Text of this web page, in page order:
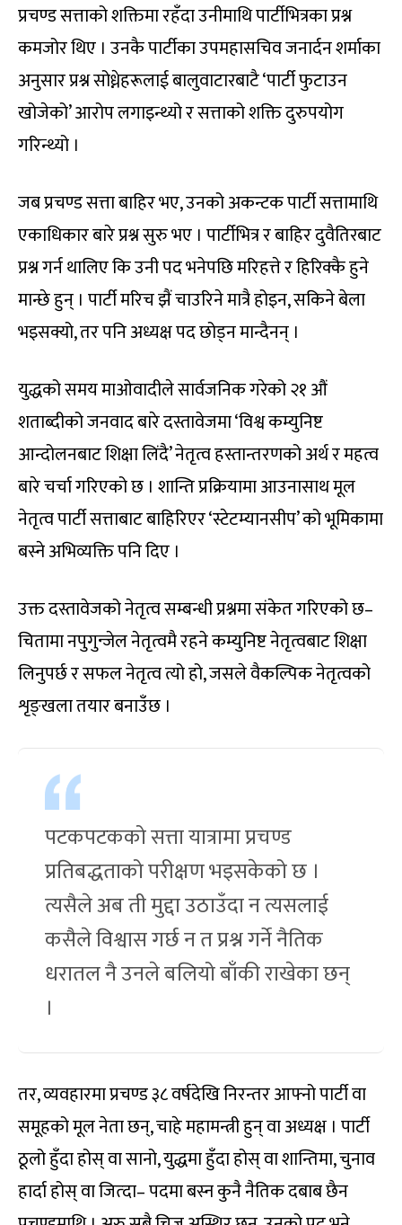
प्रचण्ड सत्ताको शक्तिमा रहँदा उनीमाथि पार्टीभित्रका प्रश्न
कमजोर थिए । उनकै पार्टीका उपमहासचिव जनार्दन शर्माका
अनुसार प्रश्न सोध्नेहरूलाई बालुवाटारबाटै ‘पार्टी फुटाउन
खोजेको’ आरोप लगाइन्थ्यो र सत्ताको शक्ति दुरुपयोग
गरिन्थ्यो ।
जब प्रचण्ड सत्ता बाहिर भए, उनको अकन्टक पार्टी सत्तामाथि
एकाधिकार बारे प्रश्न सुरु भए । पार्टीभित्र र बाहिर दुवैतिरबाट
प्रश्न गर्न थालिए कि उनी पद भनेपछि मरिहत्ते र हिरिक्कै हुने
मान्छे हुन् । पार्टी मरिच झैं चाउरिने मात्रै होइन, सकिने बेला
भइसक्यो, तर पनि अध्यक्ष पद छोड्न मान्दैनन् ।
युद्धको समय माओवादीले सार्वजनिक गरेको २१ औं
शताब्दीको जनवाद बारे दस्तावेजमा ‘विश्व कम्युनिष्ट
आन्दोलनबाट शिक्षा लिंदै’ नेतृत्व हस्तान्तरणको अर्थ र महत्व
बारे चर्चा गरिएको छ । शान्ति प्रक्रियामा आउनासाथ मूल
नेतृत्व पार्टी सत्ताबाट बाहिरिएर ‘स्टेटम्यानसीप’ को भूमिकामा
बस्ने अभिव्यक्ति पनि दिए ।
उक्त दस्तावेजको नेतृत्व सम्बन्धी प्रश्नमा संकेत गरिएको छ–
चितामा नपुगुन्जेल नेतृत्वमै रहने कम्युनिष्ट नेतृत्वबाट शिक्षा
लिनुपर्छ र सफल नेतृत्व त्यो हो, जसले वैकल्पिक नेतृत्वको
शृङ्खला तयार बनाउँछ ।
पटकपटकको सत्ता यात्रामा प्रचण्ड
प्रतिबद्धताको परीक्षण भइसकेको छ ।
त्यसैले अब ती मुद्दा उठाउँदा न त्यसलाई
कसैले विश्वास गर्छ न त प्रश्न गर्ने नैतिक
धरातल नै उनले बलियो बाँकी राखेका छन्
।
तर, व्यवहारमा प्रचण्ड ३८ वर्षदेखि निरन्तर आफ्नो पार्टी वा
समूहको मूल नेता छन्, चाहे महामन्त्री हुन् वा अध्यक्ष । पार्टी
ठूलो हुँदा होस् वा सानो, युद्धमा हुँदा होस् वा शान्तिमा, चुनाव
हार्दा होस् वा जित्दा– पदमा बस्न कुनै नैतिक दबाब छैन